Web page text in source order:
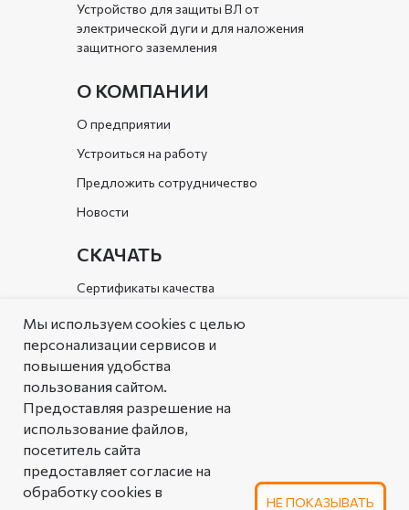
Мы используем cookies с целью
персонализации сервисов и
повышения удобства
пользования сайтом.
Предоставляя разрешение на
использование файлов,
посетитель сайта
предоставляет согласие на
обработку cookies в
НЕ ПОКАЗЫВАТЬ
Аналоговая таблица
линейной арматуры
Типовые решения
РЕШЕНИЯ
Каталог
Документы организации
Сертификаты качества
СКАЧАТЬ
Новости
Предложить сотрудничество
Устроиться на работу
О предприятии
О КОМПАНИИ
Устройство для защиты ВЛ от
электрической дуги и для наложения
защитного заземления